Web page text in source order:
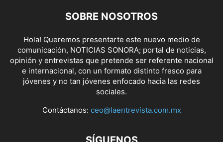
SOBRE NOSOTROS
Hola! Queremos presentarte este nuevo medio de
comunicación, NOTICIAS SONORA; portal de noticias,
opinión y entrevistas que pretende ser referente nacional
e internacional, con un formato distinto fresco para
jóvenes y no tan jóvenes enfocado hacia las redes
sociales.
Contáctanos: ceo@laentrevista.com.mx